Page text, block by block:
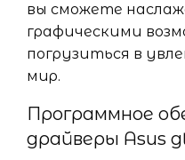
вы сможете
графическими
погрузиться в
мир.
Программное
драйверы Asus